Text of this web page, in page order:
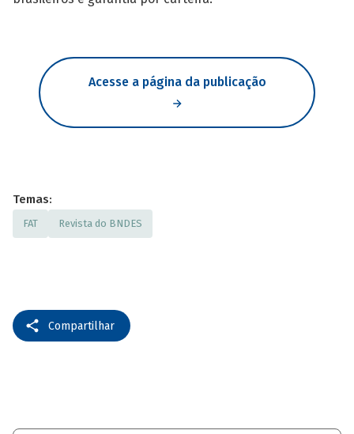
Acesse a página da publicação
Temas:
FAT Revista do BNDES
Compartilhar